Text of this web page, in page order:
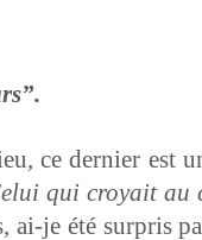
ce dernier est
qui croy­ait au
ai-je été sur­pris